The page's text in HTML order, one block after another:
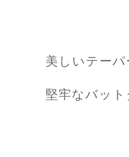
美しいテー
堅牢なバッ